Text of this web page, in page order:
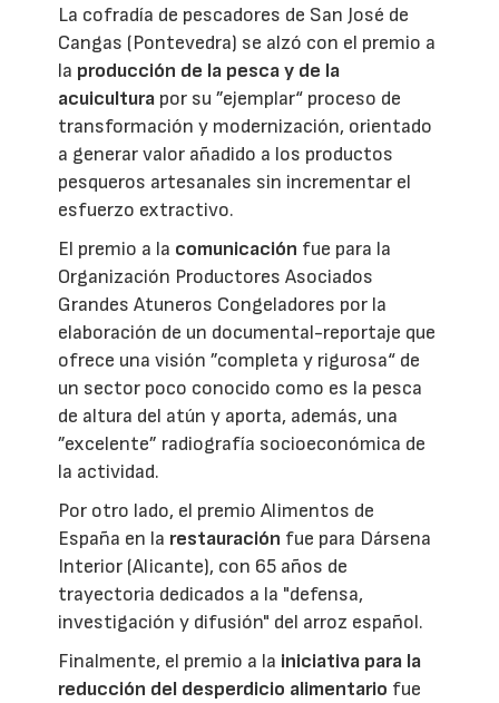
La cofradía de pescadores de San José de
Cangas (Pontevedra) se alzó con el premio a
la producción de la pesca y de la
acuicultura por su ”ejemplar“ proceso de
transformación y modernización, orientado
a generar valor añadido a los productos
pesqueros artesanales sin incrementar el
esfuerzo extractivo.
El premio a la comunicación fue para la
Organización Productores Asociados
Grandes Atuneros Congeladores por la
elaboración de un documental-reportaje que
ofrece una visión ”completa y rigurosa“ de
un sector poco conocido como es la pesca
de altura del atún y aporta, además, una
”excelente” radiografía socioeconómica de
la actividad.
Por otro lado, el premio Alimentos de
España en la restauración fue para Dársena
Interior (Alicante), con 65 años de
trayectoria dedicados a la "defensa,
investigación y difusión" del arroz español.
Finalmente, el premio a la iniciativa para la
reducción del desperdicio alimentario fue